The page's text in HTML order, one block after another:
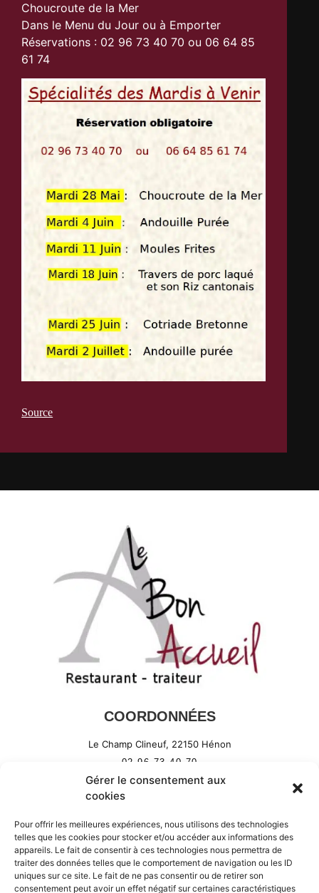
Gérer le consentement aux
cookies
Pour offrir les meilleures expériences, nous utilisons des technologies
telles que les cookies pour stocker et/ou accéder aux informations des
appareils. Le fait de consentir à ces technologies nous permettra de
traiter des données telles que le comportement de navigation ou les ID
uniques sur ce site. Le fait de ne pas consentir ou de retirer son
consentement peut avoir un effet négatif sur certaines caractéristiques
Choucroute de la Mer
Dans le Menu du Jour ou à Emporter
Réservations : 02 96 73 40 70 ou 06 64 85
61 74
Source
COORDONNÉES
Le Champ Clineuf, 22150 Hénon
02 96 73 40 70
Mentions légales
Politique de cookies
Déclaration de confidentialité